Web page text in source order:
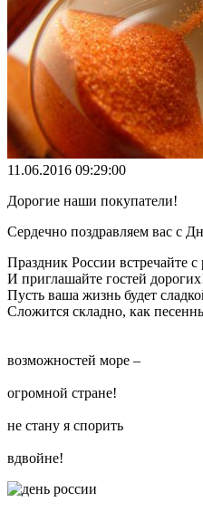
11.06.2016 09:29:00
Дорогие наши покупатели!
Сердечно поздравляем вас с
Праздник России встречайте с
И приглашайте гостей
Пусть ваша жизнь будет
Сложится складно, как
Мы вам
возможностей море –
Есть
огромной стране!
С фактом
не стану я спорить
И посулю
вдвойне!